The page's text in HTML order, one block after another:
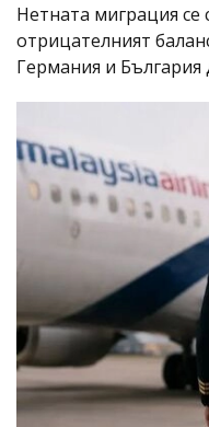
Нетната миграция се
отрицателният
Германия и България